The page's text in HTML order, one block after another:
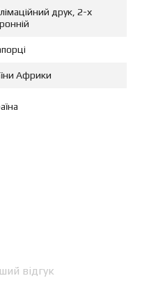
друк, 2-х
Африки
відгук